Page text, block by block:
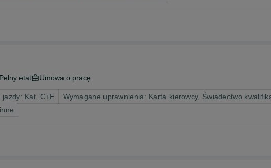
Pełny etat Umowa o pracę
jazdy: Kat. C+E
Wymagane uprawnienia: Karta kierowcy, Świadectwo